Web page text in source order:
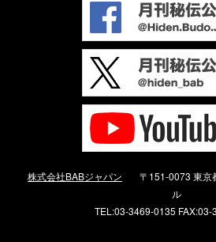
株式会社BABジャパン
〒151-0073 東京
ル
TEL:03-3469-0135 FAX:03-